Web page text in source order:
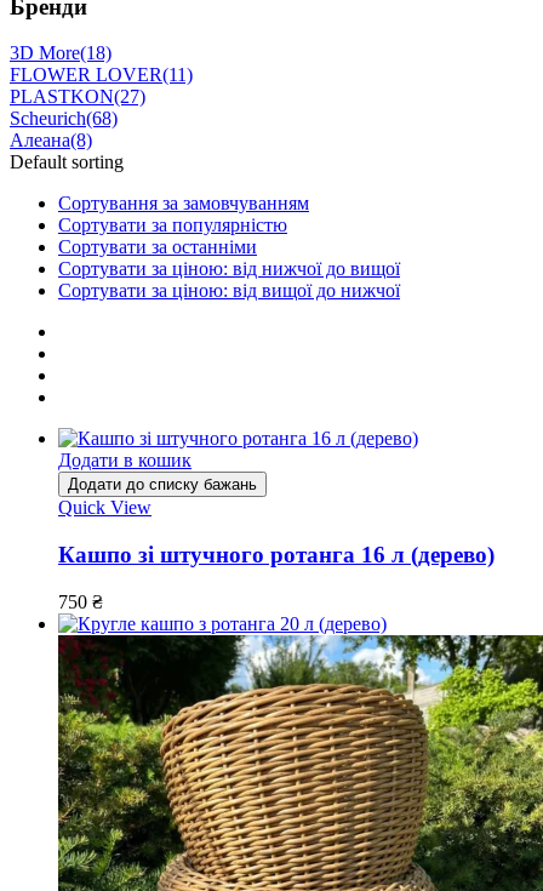
Бренди
3D More(18)
FLOWER LOVER(11)
PLASTKON(27)
Scheurich(68)
Алеана(8)
Default sorting
Сортування за замовчуванням
Сортувати за популярністю
Сортувати за останніми
Сортувати за ціною: від нижчої до вищої
Сортувати за ціною: від вищої до нижчої
Додати в кошик
Додати до списку бажань
Quick View
Кашпо зі штучного ротанга 16 л (дерево)
750 ₴